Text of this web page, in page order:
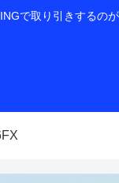
で取り引きするのが